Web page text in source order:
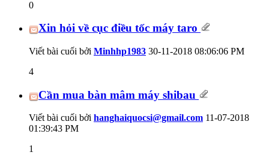
0
Xin hỏi về cục điều tốc máy taro
Viết bài cuối bởi Minhhp1983 30-11-2018 08:06:06 PM
4
Cần mua bàn mâm máy shibau
Viết bài cuối bởi hanghaiquocsi@gmail.com 11-07-2018
01:39:43 PM
1